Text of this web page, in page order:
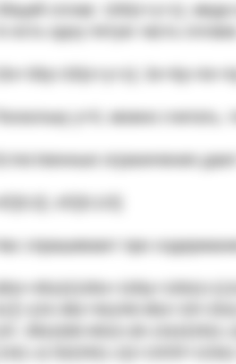
Общий сплав: 100(x+y+z), меди
Естественные ограничения
Нас спрашивают про
(60x+45z)/